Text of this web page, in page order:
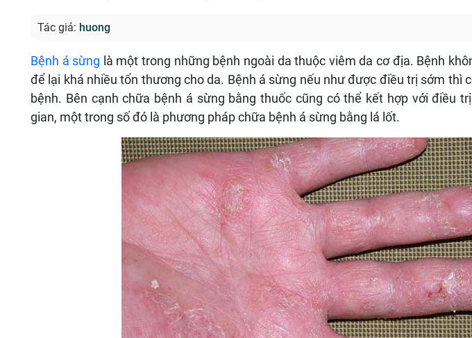
Tác giả: huong
Bệnh á sừng là một trong những bệnh ngoài da thuộc viêm da cơ địa. Bệnh
để lại khá nhiều tổn thương cho da. Bệnh á sừng nếu như được điều trị sớm thì
bệnh. Bên cạnh chữa bệnh á sừng bằng thuốc cũng có thể kết hợp với điều
gian, một trong số đó là phương pháp chữa bệnh á sừng bằng lá lốt.